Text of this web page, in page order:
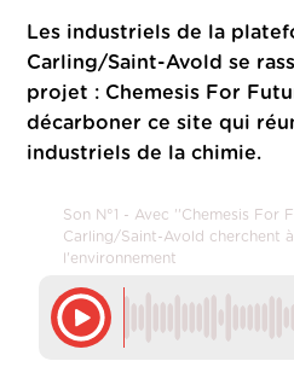
Les industriels de la
Carling/Saint-Avold se
projet : Chemesis For
décarboner ce site qui
industriels de la chimie.
Son N°1 - Avec ''Chemesis For
Carling/Saint-Avold cherchent
l'environnement